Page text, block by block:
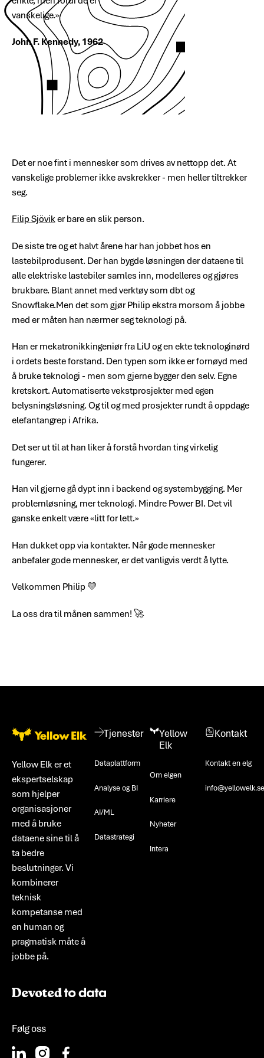
vanskelige.»
John F. Kennedy, 1962
Det er noe fint i mennesker som drives av nettopp det. At
vanskelige problemer ikke avskrekker - men heller tiltrekker
seg.
Filip Sjöviker bare en slik person.
De siste tre og et halvt årene har han jobbet hos en
lastebilprodusent. Der han bygde løsningen der dataene til
alle elektriske lastebiler samles inn, modelleres og gjøres
brukbare. Blant annet med verktøy som dbt og
Snowflake.Men det som gjør Philip ekstra morsom å jobbe
med er måten han nærmer seg teknologi på.
Han er mekatronikkingeniør fra LiU og en ekte teknologinørd
i ordets beste forstand. Den typen som ikke er fornøyd med
å bruke teknologi - men som gjerne bygger den selv. Egne
kretskort. Automatiserte vekstprosjekter med egen
belysningsløsning. Og til og med prosjekter rundt å oppdage
elefantangrep i Afrika.
Det ser ut til at han liker å forstå hvordan ting virkelig
fungerer.
Han vil gjerne gå dypt inn i backend og systembygging. Mer
problemløsning, mer teknologi. Mindre Power BI. Det vil
ganske enkelt være «litt for lett.»
Han dukket opp via kontakter. Når gode mennesker
anbefaler gode mennesker, er det vanligvis verdt å lytte.
Velkommen Philip 💛
La oss dra til månen sammen! 🚀
Bunntekst
Yellow Elk er et
ekspertselskap
som hjelper
organisasjoner
med å bruke
dataene sine til å
ta bedre
beslutninger. Vi
kombinerer
teknisk
kompetanse med
en human og
pragmatisk måte å
jobbe på.
Følg oss
Tjenester
Dataplattform
Analyse og BI
AI/ML
Datastrategi
Yellow
Elk
Om elgen
Karriere
Nyheter
Intera
Kontakt
Kontakt en elg
info@yellowelk.se